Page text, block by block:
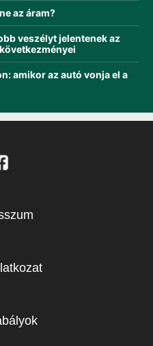
az áram?
veszélyt jelentenek az
amikor az autó vonja el a